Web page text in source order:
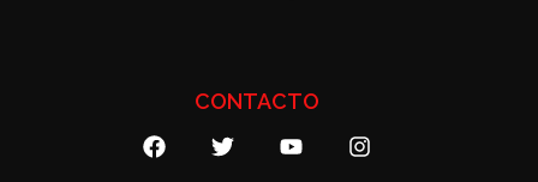
CONTACTO